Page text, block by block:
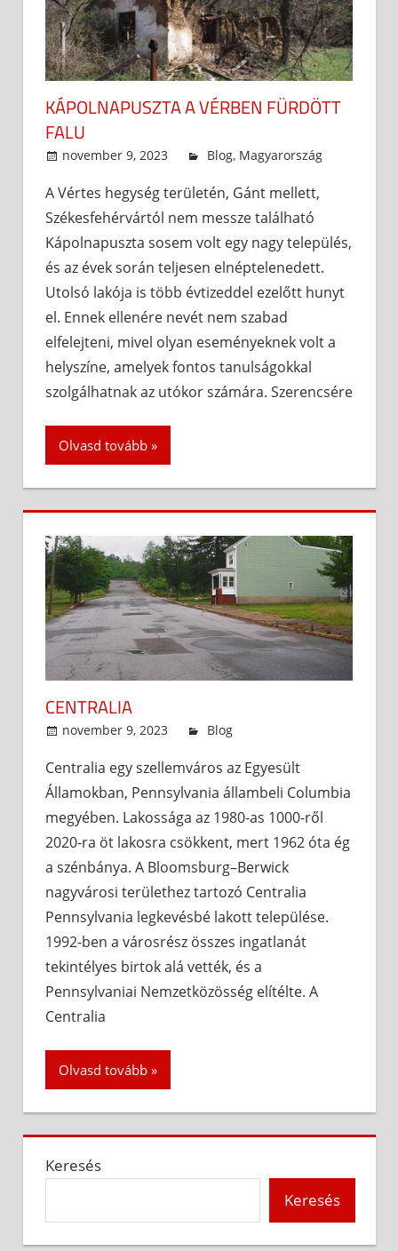
KÁPOLNAPUSZTA A VÉRBEN FÜRDÖTT
FALU
november 9, 2023 admin
Blog, Magyarország
A Vértes hegység területén, Gánt mellett,
Székesfehérvártól nem messze található
Kápolnapuszta sosem volt egy nagy település,
és az évek során teljesen elnéptelenedett.
Utolsó lakója is több évtizeddel ezelőtt hunyt
el. Ennek ellenére nevét nem szabad
elfelejteni, mivel olyan eseményeknek volt a
helyszíne, amelyek fontos tanulságokkal
szolgálhatnak az utókor számára. Szerencsére
Olvasd tovább
CENTRALIA
november 9, 2023 admin
Blog
Centralia egy szellemváros az Egyesült
Államokban, Pennsylvania állambeli Columbia
megyében. Lakossága az 1980-as 1000-ről
2020-ra öt lakosra csökkent, mert 1962 óta ég
a szénbánya. A Bloomsburg–Berwick
nagyvárosi területhez tartozó Centralia
Pennsylvania legkevésbé lakott települése.
1992-ben a városrész összes ingatlanát
tekintélyes birtok alá vették, és a
Pennsylvaniai Nemzetközösség elítélte. A
Centralia
Olvasd tovább
Keresés
Keresés